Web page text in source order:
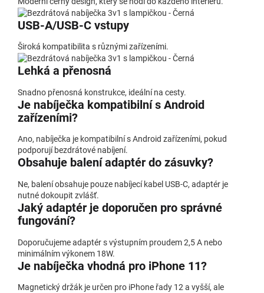
USB-A/USB-C vstupy
Široká kompatibilita s různými zařízeními.
Lehká a přenosná
Snadno přenosná konstrukce, ideální na cesty.
Je nabíječka kompatibilní s Android
zařízeními?
Ano, nabíječka je kompatibilní s Android zařízeními, pokud
podporují bezdrátové nabíjení.
Obsahuje balení adaptér do zásuvky?
Ne, balení obsahuje pouze nabíjecí kabel USB-C, adaptér je
nutné dokoupit zvlášť.
Jaký adaptér je doporučen pro správné
fungování?
Doporučujeme adaptér s výstupním proudem 2,5 A nebo
minimálním výkonem 18W.
Je nabíječka vhodná pro iPhone 11?
Magnetický držák je určen pro iPhone řady 12 a vyšší, ale